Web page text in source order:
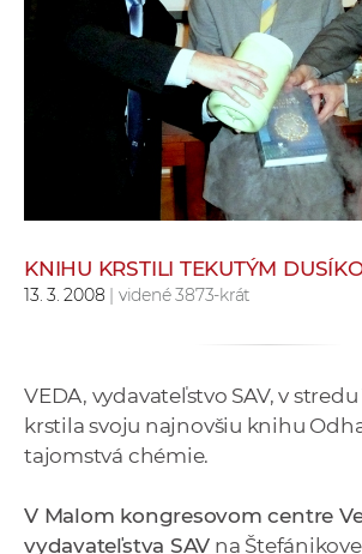
KNIHU KRSTILI TEKUTÝM
13. 3. 2008 | videné 3873-krát
VEDA, vydavateľstvo SAV, v
krstila svoju najnovšiu knihu
tajomstvá chémie.
V Malom kongresovom centre
vydavateľstva SAV na